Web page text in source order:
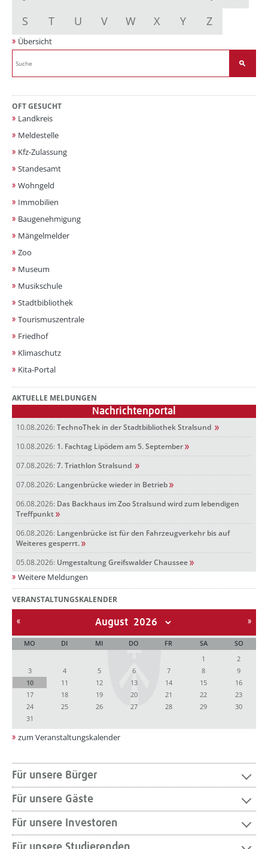
S
T U V W X Y Z
Übersicht
OFT GESUCHT
Landkreis
Meldestelle
Kfz-Zulassung
Standesamt
Wohngeld
Immobilien
Baugenehmigung
Mängelmelder
Zoo
Museum
Musikschule
Stadtbibliothek
Tourismuszentrale
Friedhof
Klimaschutz
Kita-Portal
AKTUELLE MELDUNGEN
Nachrichtenportal
10.08.2026: TechnoThek in der Stadtbibliothek Stralsund
10.08.2026: 1. Fachtag Lipödem am 5. September
07.08.2026: 7. Triathlon Stralsund
07.08.2026: Langenbrücke wieder in Betrieb
06.08.2026: Das Backhaus im Zoo Stralsund wird zum lebendigen
Treffpunkt
06.08.2026: Langenbrücke ist für den Fahrzeugverkehr bis auf
Weiteres gesperrt.
05.08.2026: Umgestaltung Greifswalder Chaussee
Weitere Meldungen
VERANSTALTUNGSKALENDER
August
MO DI MI DO FR SA
SO
1
2
3
4 5 6 7 8
9
10
11 12 13 14 15
16
17
18 19 20 21 22
23
24
25 26 27 28 29
30
31
zum Veranstaltungskalender
Für unsere Bürger
Für unsere Gäste
Für unsere Investoren